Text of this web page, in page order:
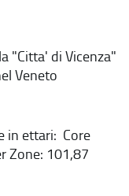
"Citta' di Vicenza"
Veneto
in ettari: Core
Zone: 101,87